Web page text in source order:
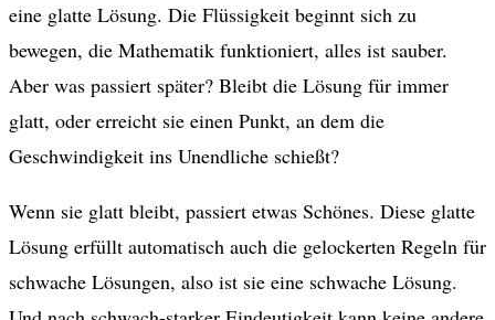
eine glatte Lösung. Die Flüssigkeit beginnt sich zu
bewegen, die Mathematik funktioniert, alles ist sauber.
Aber was passiert später? Bleibt die Lösung für immer
glatt, oder erreicht sie einen Punkt, an dem die
Geschwindigkeit ins Unendliche schießt?
Wenn sie glatt bleibt, passiert etwas Schönes. Diese glatte
Lösung erfüllt automatisch auch die gelockerten Regeln für
schwache Lösungen, also ist sie eine schwache Lösung.